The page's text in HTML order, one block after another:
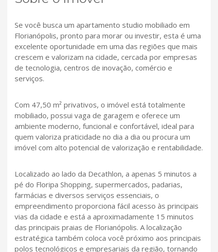
Se você busca um apartamento studio mobiliado em
Florianópolis, pronto para morar ou investir, esta é uma
excelente oportunidade em uma das regiões que mais
crescem e valorizam na cidade, cercada por empresas
de tecnologia, centros de inovação, comércio e
serviços.
Com 47,50 m² privativos, o imóvel está totalmente
mobiliado, possui vaga de garagem e oferece um
ambiente moderno, funcional e confortável, ideal para
quem valoriza praticidade no dia a dia ou procura um
imóvel com alto potencial de valorização e rentabilidade.
Localizado ao lado da Decathlon, a apenas 5 minutos a
pé do Floripa Shopping, supermercados, padarias,
farmácias e diversos serviços essenciais, o
empreendimento proporciona fácil acesso às principais
vias da cidade e está a aproximadamente 15 minutos
das principais praias de Florianópolis. A localização
estratégica também coloca você próximo aos principais
polos tecnológicos e empresariais da região, tornando